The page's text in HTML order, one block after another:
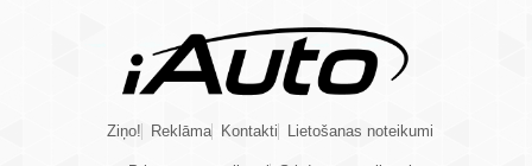
Ziņo! Reklāma Kontakti Lietošanas noteikumi